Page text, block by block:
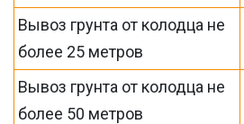
Вывоз грунта от колодца не
более 25 метров
Вывоз грунта от колодца не
более 50 метров